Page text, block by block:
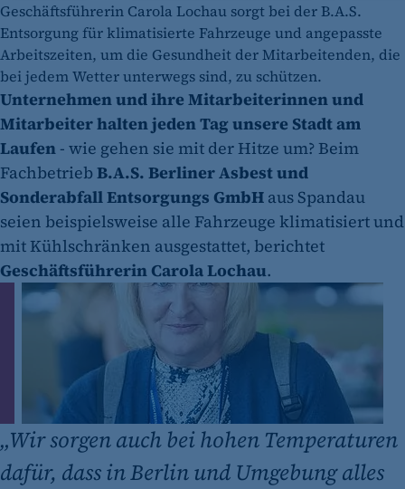
Geschäftsführerin Carola Lochau sorgt bei der B.A.S.
Entsorgung für klimatisierte Fahrzeuge und angepasste
Arbeitszeiten, um die Gesundheit der Mitarbeitenden, die
bei jedem Wetter unterwegs sind, zu schützen.
Unternehmen und ihre Mitarbeiterinnen und
Mitarbeiter halten jeden Tag unsere Stadt am
Laufen - wie gehen sie mit der Hitze um? Beim
Fachbetrieb B.A.S. Berliner Asbest und
Sonderabfall Entsorgungs GmbH aus Spandau
seien beispielsweise alle Fahrzeuge klimatisiert und
mit Kühlschränken ausgestattet, berichtet
Geschäftsführerin Carola Lochau.
„Wir sorgen auch bei hohen Temperaturen
dafür, dass in Berlin und Umgebung alles